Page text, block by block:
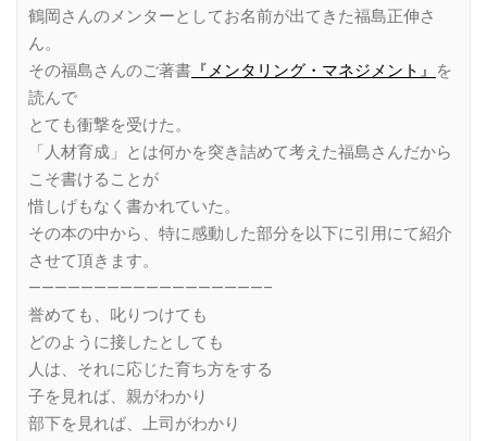
鶴岡さんのメンターとしてお名前が出てきた福島正伸さ
ん。
その福島さんのご著書 『メンタリング・マネジメント』
を
読んで
とても衝撃を受けた。
「人材育成」とは何かを突き詰めて考えた福島さんだから
こそ書けることが
惜しげもなく書かれていた。
その本の中から、特に感動した部分を以下に引用にて紹介
させて頂きます。
——————————————————–
誉めても、叱りつけても
どのように接したとしても
人は、それに応じた育ち方をする
子を見れば、親がわかり
部下を見れば、上司がわかり